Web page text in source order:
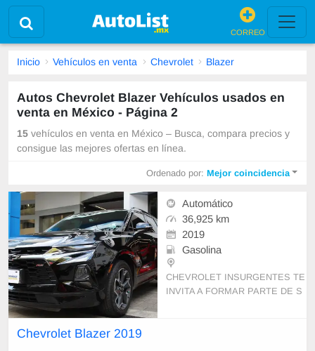
CORREO
Inicio Vehículos en venta Chevrolet Blazer
Autos Chevrolet Blazer Vehículos usados en
venta en México - Página 2
15 vehículos en venta en México – Busca, compara precios y
consigue las mejores ofertas en línea.
Ordenado por:Mejor coincidencia
Automático
36,925 km
2019
Gasolina
CHEVROLET INSURGENTES TE
INVITA A FORMAR PARTE DE S
Chevrolet Blazer 2019